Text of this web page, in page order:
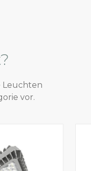
Leuchten
vor.